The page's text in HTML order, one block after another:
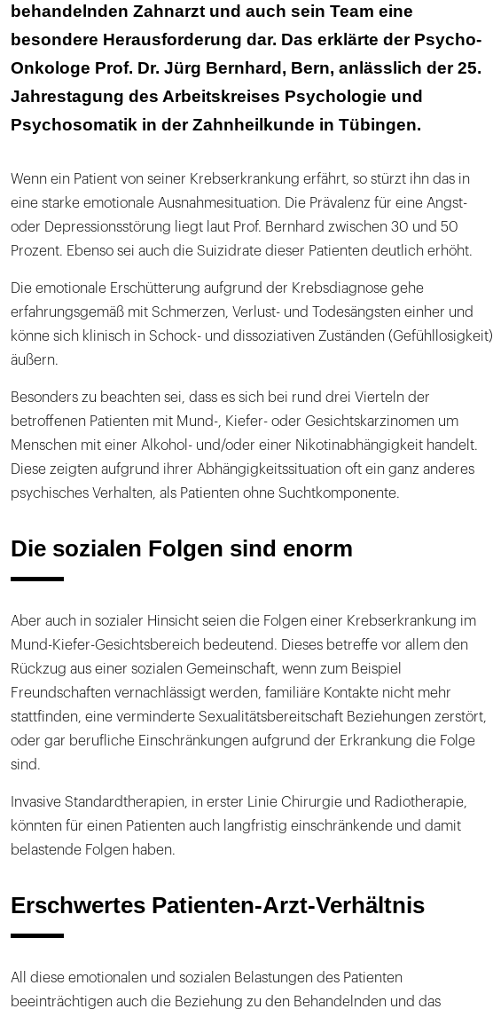
Problem: Umgang mit optischen Veränderungen
Patienten zur Körperpflege aktivieren
Körperliche Defizite und Psyche stark gekoppelt
behandelnden Zahnarzt und auch sein Team eine
besondere Herausforderung dar. Das erklärte der Psycho-
Onkologe Prof. Dr. Jürg Bernhard, Bern, anlässlich der 25.
Jahrestagung des Arbeitskreises Psychologie und
Psychosomatik in der Zahnheilkunde in Tübingen.
Wenn ein Patient von seiner Krebserkrankung erfährt, so stürzt ihn das in
eine starke emotionale Ausnahmesituation. Die Prävalenz für eine Angst-
oder Depressionsstörung liegt laut Prof. Bernhard zwischen 30 und 50
Prozent. Ebenso sei auch die Suizidrate dieser Patienten deutlich erhöht.
Die emotionale Erschütterung aufgrund der Krebsdiagnose gehe
erfahrungsgemäß mit Schmerzen, Verlust- und Todesängsten einher und
könne sich klinisch in Schock- und dissoziativen Zuständen (Gefühllosigkeit)
äußern.
Besonders zu beachten sei, dass es sich bei rund drei Vierteln der
betroffenen Patienten mit Mund-, Kiefer- oder Gesichtskarzinomen um
Menschen mit einer Alkohol- und/oder einer Nikotinabhängigkeit handelt.
Diese zeigten aufgrund ihrer Abhängigkeitssituation oft ein ganz anderes
psychisches Verhalten, als Patienten ohne Suchtkomponente.
Die sozialen Folgen sind enorm
Aber auch in sozialer Hinsicht seien die Folgen einer Krebserkrankung im
Mund-Kiefer-Gesichtsbereich bedeutend. Dieses betreffe vor allem den
Rückzug aus einer sozialen Gemeinschaft, wenn zum Beispiel
Freundschaften vernachlässigt werden, familiäre Kontakte nicht mehr
stattfinden, eine verminderte Sexualitätsbereitschaft Beziehungen zerstört,
oder gar berufliche Einschränkungen aufgrund der Erkrankung die Folge
sind.
Invasive Standardtherapien, in erster Linie Chirurgie und Radiotherapie,
könnten für einen Patienten auch langfristig einschränkende und damit
belastende Folgen haben.
Erschwertes Patienten-Arzt-Verhältnis
All diese emotionalen und sozialen Belastungen des Patienten
beeinträchtigen auch die Beziehung zu den Behandelnden und das